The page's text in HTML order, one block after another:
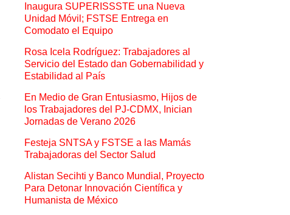
Inaugura SUPERISSSTE una Nueva
Unidad Móvil; FSTSE Entrega en
Comodato el Equipo
Rosa Icela Rodríguez: Trabajadores al
Servicio del Estado dan Gobernabilidad y
Estabilidad al País
En Medio de Gran Entusiasmo, Hijos de
los Trabajadores del PJ-CDMX, Inician
Jornadas de Verano 2026
Festeja SNTSA y FSTSE a las Mamás
Trabajadoras del Sector Salud
Alistan Secihti y Banco Mundial, Proyecto
Para Detonar Innovación Científica y
Humanista de México